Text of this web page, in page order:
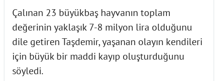
Çalınan 23 büyükbaş hayvanın toplam
değerinin yaklaşık 7-8 milyon lira olduğunu
dile getiren Taşdemir, yaşanan olayın kendileri
için büyük bir maddi kayıp oluşturduğunu
söyledi.